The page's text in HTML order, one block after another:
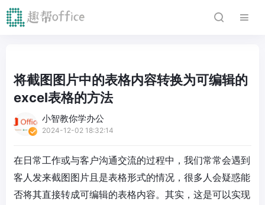
将截图图片中的表格内容转换为可编辑的
excel表格的方法
小智教你学办公
2024-12-02 18:32:14
在日常工作或与客户沟通交流的过程中，我们常常会遇到
客人发来截图图片且是表格形式的情况，很多人会疑惑能
否将其直接转成可编辑的表格内容。其实，这是可以实现